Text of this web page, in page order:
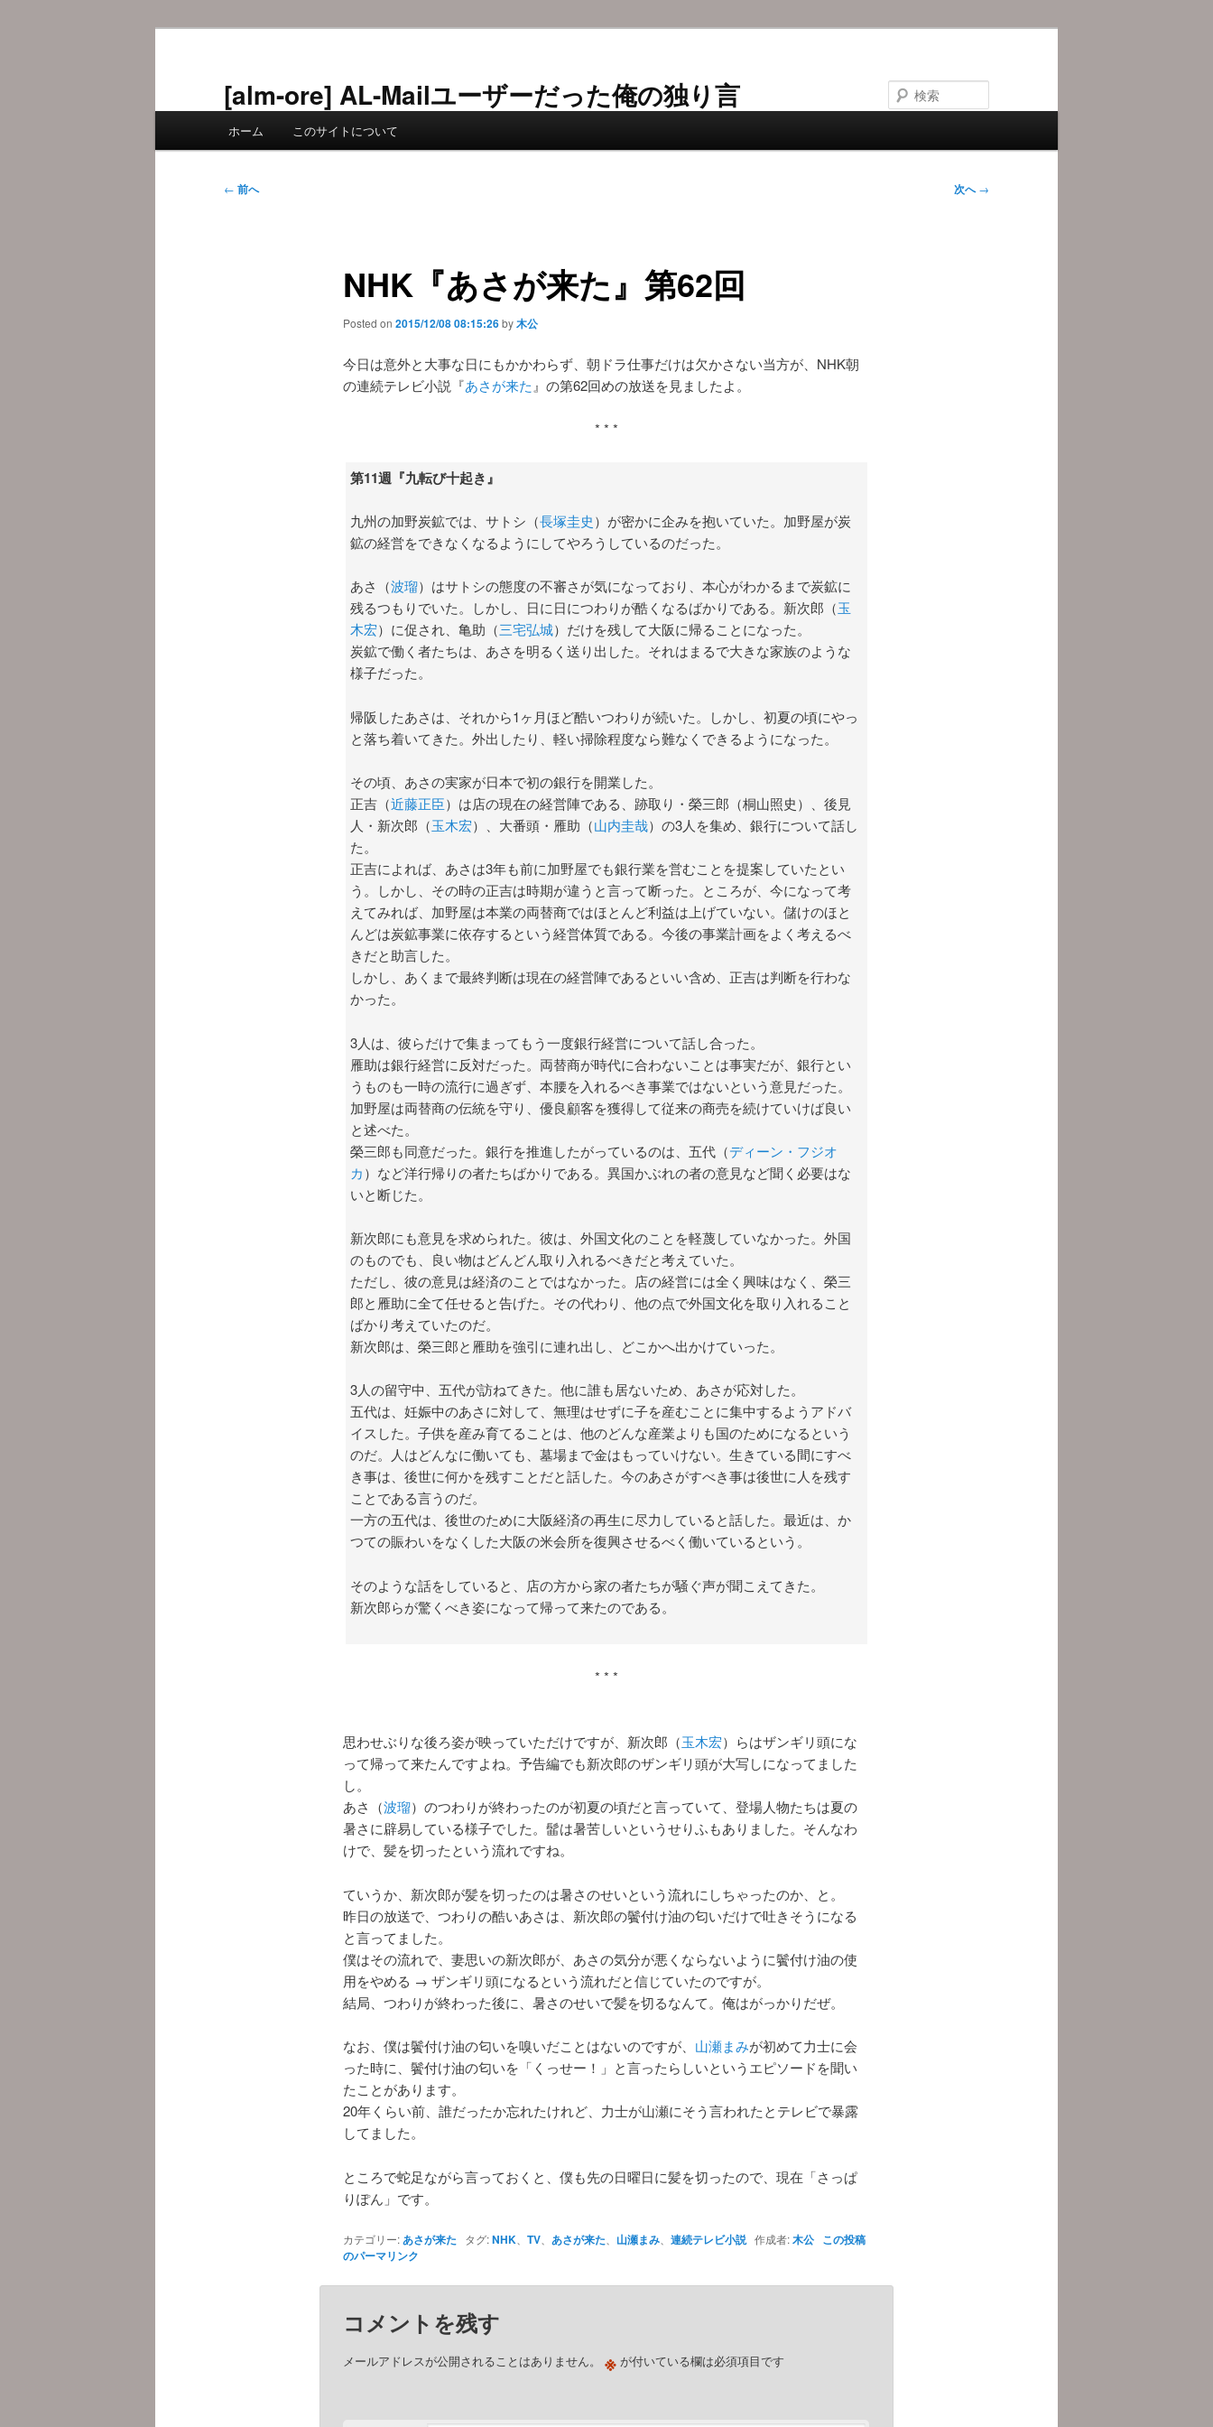
[alm-ore] AL-Mailユーザーだった俺の独り言
索
ホーム このサイトについて
投
← 前へ 次へ→
NHK『あさが来た』第62回
Posted on 2015/12/08 08:15:26by木公
今日は意外と大事な日にもかかわらず、朝ドラ仕事だけは欠かさない当方が、NHK朝
の連続テレビ小説『あさが来た 』の第62回めの放送を見ましたよ。
* * *
第11週『九転び十起き』
九州の加野炭鉱では、サトシ（長塚圭史）が密かに企みを抱いていた。加野屋が炭
鉱の経営をできなくなるようにしてやろうしているのだった。
あさ（波瑠）はサトシの態度の不審さが気になっており、本心がわかるまで炭鉱に
残るつもりでいた。しかし、日に日につわりが酷くなるばかりである。新次郎（玉
木宏）に促され、亀助（三宅弘城）だけを残して大阪に帰ることになった。
炭鉱で働く者たちは、あさを明るく送り出した。それはまるで大きな家族のような
様子だった。
帰阪したあさは、それから1ヶ月ほど酷いつわりが続いた。しかし、初夏の頃にやっ
と落ち着いてきた。外出したり、軽い掃除程度なら難なくできるようになった。
その頃、あさの実家が日本で初の銀行を開業した。
正吉（近藤正臣）は店の現在の経営陣である、跡取り・榮三郎（桐山照史）、後見
人・新次郎（玉木宏）、大番頭・雁助（山内圭哉）の3人を集め、銀行について話し
た。
正吉によれば、あさは3年も前に加野屋でも銀行業を営むことを提案していたとい
う。しかし、その時の正吉は時期が違うと言って断った。ところが、今になって考
えてみれば、加野屋は本業の両替商ではほとんど利益は上げていない。儲けのほと
んどは炭鉱事業に依存するという経営体質である。今後の事業計画をよく考えるべ
きだと助言した。
しかし、あくまで最終判断は現在の経営陣であるといい含め、正吉は判断を行わな
かった。
3人は、彼らだけで集まってもう一度銀行経営について話し合った。
雁助は銀行経営に反対だった。両替商が時代に合わないことは事実だが、銀行とい
うものも一時の流行に過ぎず、本腰を入れるべき事業ではないという意見だった。
加野屋は両替商の伝統を守り、優良顧客を獲得して従来の商売を続けていけば良い
と述べた。
榮三郎も同意だった。銀行を推進したがっているのは、五代（ディーン・フジオ
カ）など洋行帰りの者たちばかりである。異国かぶれの者の意見など聞く必要はな
いと断じた。
新次郎にも意見を求められた。彼は、外国文化のことを軽蔑していなかった。外国
のものでも、良い物はどんどん取り入れるべきだと考えていた。
ただし、彼の意見は経済のことではなかった。店の経営には全く興味はなく、榮三
郎と雁助に全て任せると告げた。その代わり、他の点で外国文化を取り入れること
ばかり考えていたのだ。
新次郎は、榮三郎と雁助を強引に連れ出し、どこかへ出かけていった。
3人の留守中、五代が訪ねてきた。他に誰も居ないため、あさが応対した。
五代は、妊娠中のあさに対して、無理はせずに子を産むことに集中するようアドバ
イスした。子供を産み育てることは、他のどんな産業よりも国のためになるという
のだ。人はどんなに働いても、墓場まで金はもっていけない。生きている間にすべ
き事は、後世に何かを残すことだと話した。今のあさがすべき事は後世に人を残す
ことである言うのだ。
一方の五代は、後世のために大阪経済の再生に尽力していると話した。最近は、か
つての賑わいをなくした大阪の米会所を復興させるべく働いているという。
そのような話をしていると、店の方から家の者たちが騒ぐ声が聞こえてきた。
新次郎らが驚くべき姿になって帰って来たのである。
* * *
思わせぶりな後ろ姿が映っていただけですが、新次郎（玉木宏）らはザンギリ頭にな
って帰って来たんですよね。予告編でも新次郎のザンギリ頭が大写しになってました
し。
あさ（波瑠）のつわりが終わったのが初夏の頃だと言っていて、登場人物たちは夏の
暑さに辟易している様子でした。髷は暑苦しいというせりふもありました。そんなわ
けで、髪を切ったという流れですね。
ていうか、新次郎が髪を切ったのは暑さのせいという流れにしちゃったのか、と。
昨日の放送で、つわりの酷いあさは、新次郎の鬢付け油の匂いだけで吐きそうになる
と言ってました。
僕はその流れで、妻思いの新次郎が、あさの気分が悪くならないように鬢付け油の使
用をやめる → ザンギリ頭になるという流れだと信じていたのですが。
結局、つわりが終わった後に、暑さのせいで髪を切るなんて。俺はがっかりだぜ。
なお、僕は鬢付け油の匂いを嗅いだことはないのですが、 山瀬まみが初めて力士に会
った時に、鬢付け油の匂いを「くっせー！」と言ったらしいというエピソードを聞い
たことがあります。
20年くらい前、誰だったか忘れたけれど、力士が山瀬にそう言われたとテレビで暴露
してました。
ところで蛇足ながら言っておくと、僕も先の日曜日に髪を切ったので、現在「さっぱ
りぽん」です。
カテゴリー:あさが来た タグ:NHK TV、 あさが来た 山瀬まみ、 連続テレビ小説作成者:木公 この投稿
のパーマリンク
コメントを残す
メールアドレスが公開されることはありません。 ※が付いている欄は必須項目です